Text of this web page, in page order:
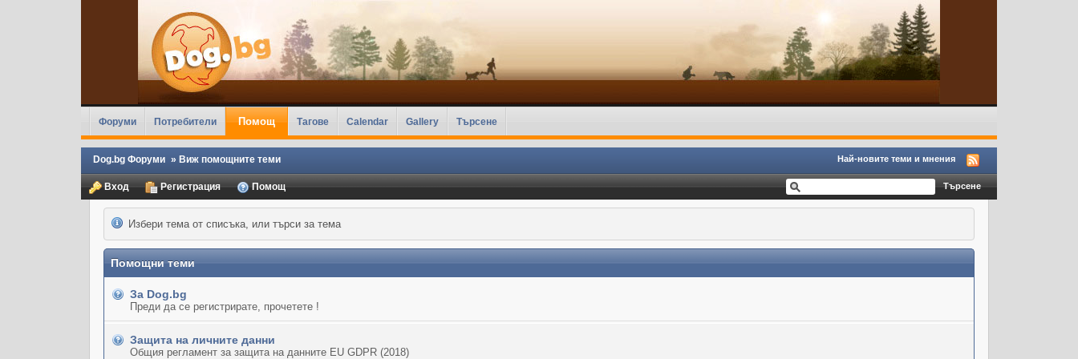
Форуми Потребители Помощ Тагове Calendar Gallery Търсене
Dog.bg Форуми » Виж помощните теми Най-новите теми и мнения
Вход Регистрация Помощ
Избери тема от списъка, или търси за тема
Помощни теми
За Dog.bg
Преди да се регистрирате, прочетете !
Защита на личните данни
Общия регламент за защита на данните EU GDPR (2018)